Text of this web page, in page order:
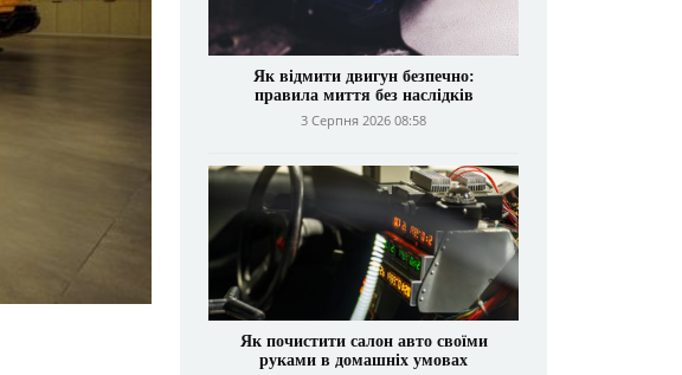
Як відмити двигун безпечно:
правила миття без наслідків
3 Серпня 2026 08:58
Як почистити салон авто своїми
руками в домашніх умовах